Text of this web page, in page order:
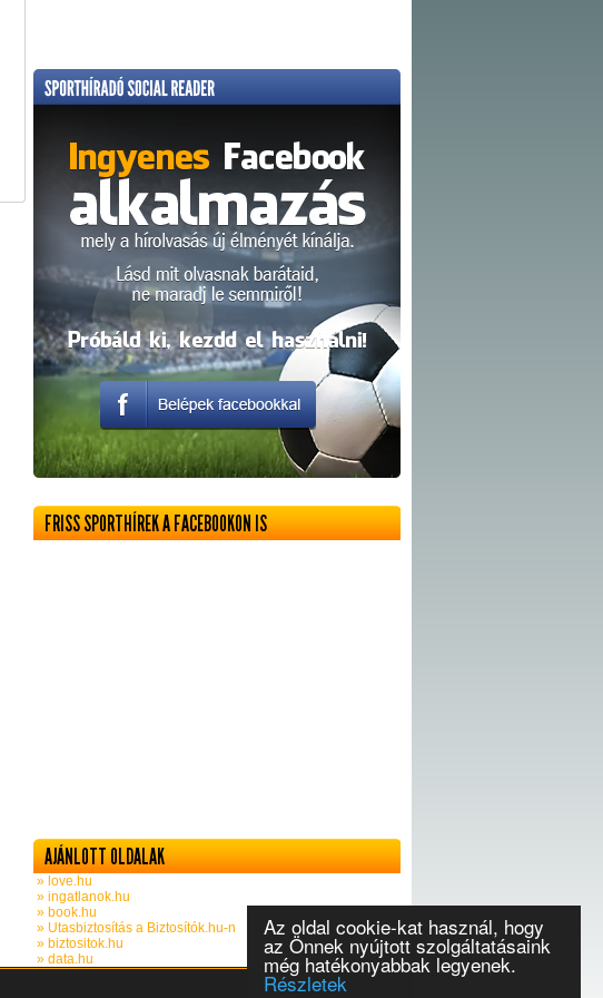
Az oldal cookie-kat használ, hogy
az Önnek nyújtott szolgáltatásaink
még hatékonyabbak legyenek.
Részletek
FRISS SPORTHÍREK A FACEBOOKON IS
AJÁNLOTT OLDALAK
» love.hu
» ingatlanok.hu
» book.hu
» Utasbiztosítás a Biztosítók.hu-n
» biztositok.hu
» data.hu